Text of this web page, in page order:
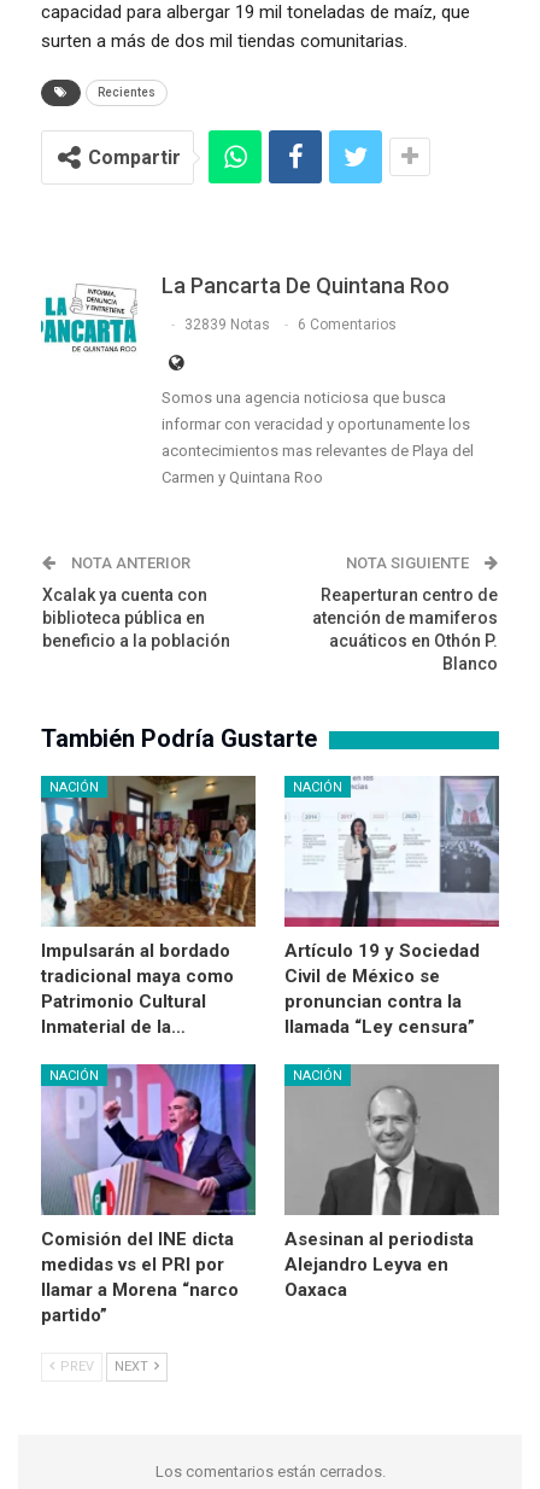
capacidad para albergar 19 mil toneladas de maíz, que
surten a más de dos mil tiendas comunitarias.
Recientes
Compartir
La Pancarta De Quintana Roo
32839 Notas 6 Comentarios
Somos una agencia noticiosa que busca
informar con veracidad y oportunamente los
acontecimientos mas relevantes de Playa del
Carmen y Quintana Roo
NOTA ANTERIOR
Xcalak ya cuenta con
biblioteca pública en
beneficio a la población
NOTA SIGUIENTE
Reaperturan centro de
atención de mamiferos
acuáticos en Othón P.
Blanco
También Podría Gustarte
NACIÓN
Impulsarán al bordado
tradicional maya como
Patrimonio Cultural
Inmaterial de la…
NACIÓN
Artículo 19 y Sociedad
Civil de México se
pronuncian contra la
llamada “Ley censura”
NACIÓN
Comisión del INE dicta
medidas vs el PRI por
llamar a Morena “narco
partido”
NACIÓN
Asesinan al periodista
Alejandro Leyva en
Oaxaca
PREV NEXT
Los comentarios están cerrados.